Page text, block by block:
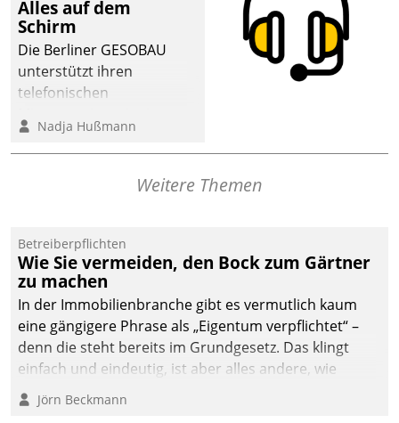
Bewerben können sich
dafür ein Team
bestehend aus
Wohnungsunternehmen
und PropTech.
Alles auf dem
Schirm
Die Berliner GESOBAU
unterstützt ihren
telefonischen
digitalen Cockpit, das
situationsbezogen
passende Fragen und
Dialogführung ermöglicht
dem externen
Serviceteam, Anrufe von
Mietenden zügiger und
effizienter zu bearbeiten.
Nadja Hußmann
Weitere Themen
Betreiberpflichten
Wie Sie vermeiden, den Bock zum Gärtner
zu machen
In der Immobilienbranche gibt es vermutlich kaum
eine gängigere Phrase als „Eigentum verpflichtet“ –
denn die steht bereits im Grundgesetz. Das klingt
einfach und eindeutig, ist aber alles andere, wie
Branchenbeschäftigte wissen. Denn mit der
Verantwortung folgen Verpflichtungen.
Jörn Beckmann